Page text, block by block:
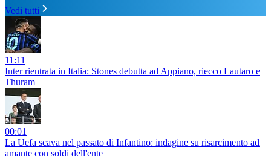
Vedi tutti
11:11
Inter rientrata in Italia: Stones debutta ad Appiano, riecco Lautaro e
Thuram
00:01
La Uefa scava nel passato di Infantino: indagine su risarcimento ad
amante con soldi dell'ente